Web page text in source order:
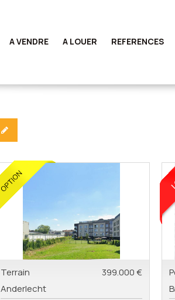
A VENDRE A LOUER REFERENCES
Terrain
399.000 €
Anderlecht